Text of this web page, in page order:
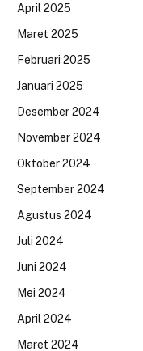
April 2025
Maret 2025
Februari 2025
Januari 2025
Desember 2024
November 2024
Oktober 2024
September 2024
Agustus 2024
Juli 2024
Juni 2024
Mei 2024
April 2024
Maret 2024